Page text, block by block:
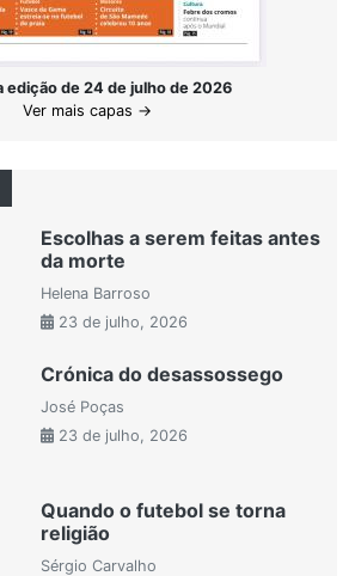
edição de 24 de julho de 2026
Ver mais capas →
Escolhas a serem feitas antes
da morte
Helena Barroso
23 de julho, 2026
Crónica do desassossego
José Poças
23 de julho, 2026
Quando o futebol se torna
religião
Sérgio Carvalho